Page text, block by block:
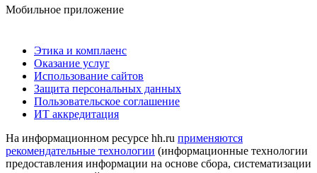
Мобильное приложение
Этика и комплаенс
Оказание услуг
Использование сайтов
Защита персональных данных
Пользовательское соглашение
ИТ аккредитация
На информационном ресурсе hh.ru применяются
рекомендательные технологии (информационные технологии
предоставления информации на основе сбора, систематизации